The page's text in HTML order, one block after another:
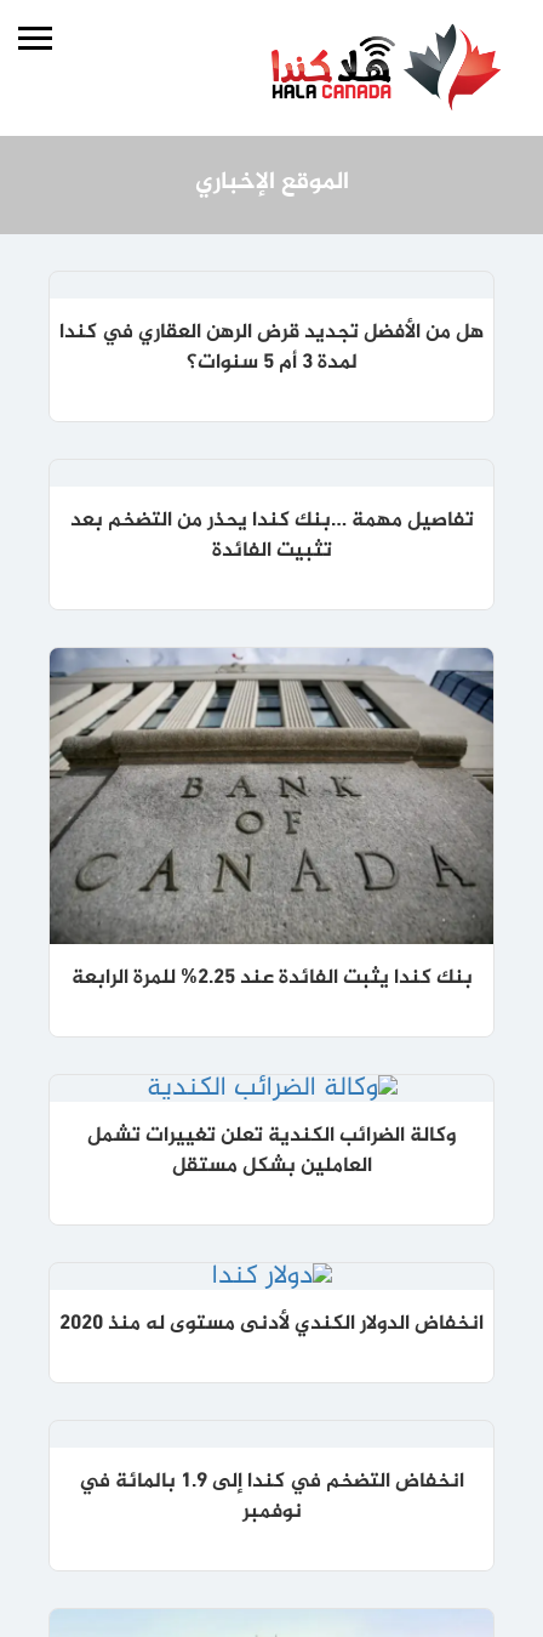
الموقع الإخباري
هل من الأفضل تجديد قرض الرهن العقاري في كندا
لمدة 3 أم 5 سنوات؟
تفاصيل مهمة …بنك كندا يحذر من التضخم بعد
تثبيت الفائدة
بنك كندا يثبت الفائدة عند 2.25% للمرة الرابعة
وكالة الضرائب الكندية تعلن تغييرات تشمل
العاملين بشكل مستقل
انخفاض الدولار الكندي لأدنى مستوى له منذ 2020
انخفاض التضخم في كندا إلى 1.9 بالمائة في
نوفمبر